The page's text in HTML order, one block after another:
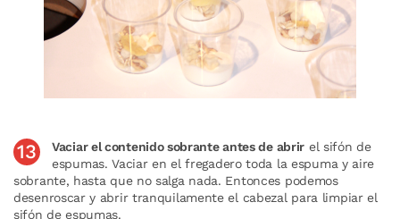
Vaciar el contenido sobrante antes de abrir el sifón de
espumas. Vaciar en el fregadero toda la espuma y aire
sobrante, hasta que no salga nada. Entonces podemos
desenroscar y abrir tranquilamente el cabezal para limpiar el
sifón de espumas.